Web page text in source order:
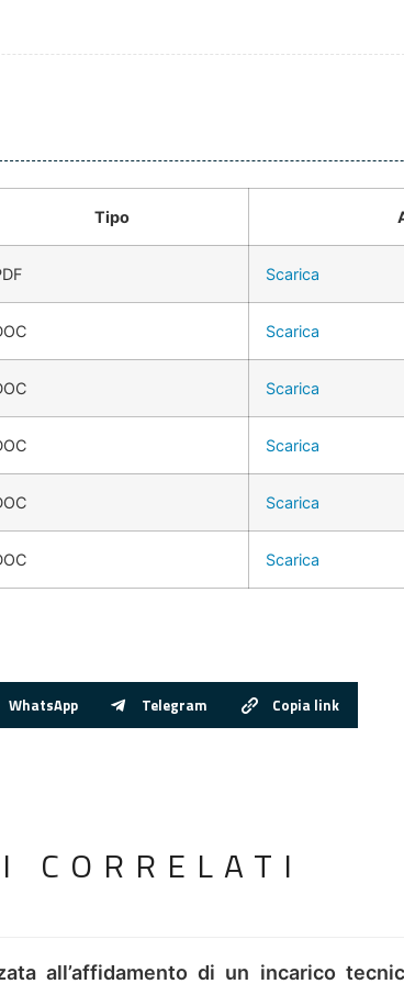
Tipo
Scarica
Scarica
Scarica
Scarica
Scarica
Scarica
WhatsApp Telegram Copia link
CORRELATI
all’affidamento di un incarico